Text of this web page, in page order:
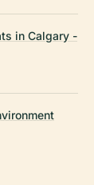
in Calgary -